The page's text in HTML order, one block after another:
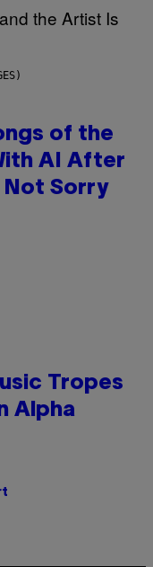
of the
AI After
Sorry
Tropes
Alpha